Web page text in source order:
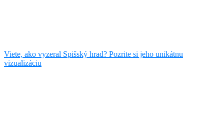
Viete, ako vyzeral Spišský hrad? Pozrite si jeho unikátnu
vizualizáciu